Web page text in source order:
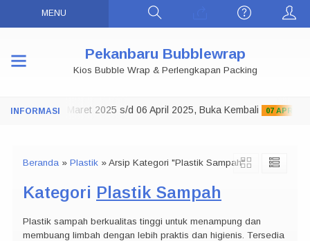
MENU
Pekanbaru Bubblewrap
Kios Bubble Wrap & Perlengkapan Packing
Tutup 29 Maret 2025 s/d 06 April 2025, Buka Kembali 07 APRIL
Beranda » Plastik » Arsip Kategori "Plastik Sampah"
Kategori Plastik Sampah
Plastik sampah berkualitas tinggi untuk menampung dan
membuang limbah dengan lebih praktis dan higienis. Tersedia